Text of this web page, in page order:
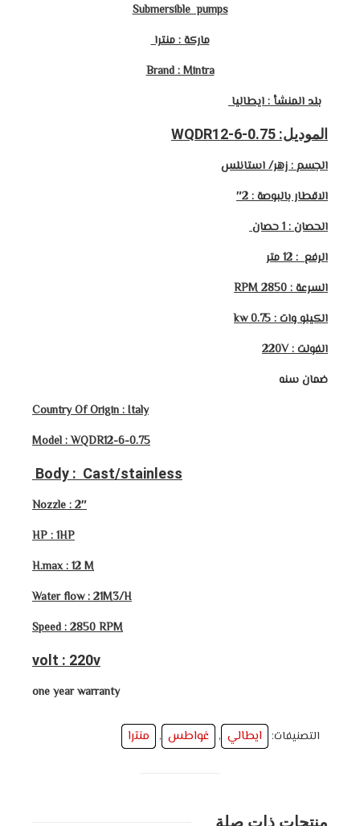
Submersible pumps
ماركة : منترا
Brand : Mintra
بلد المنشأ : ايطاليا
الموديل: WQDR12-6-0.75
الجسم : زهر/ استانلس
الاقطار بالبوصة : 2″
الحصان : 1 حصان
الرفع : 12
متر
السرعة : 2850 RPM
الكيلو وات : 0.75 kw
الفولت : 220V
ضمان سنه
Country Of Origin : Italy
Model : WQDR12-6-0.75
Body : Cast/stainless
Nozzle : 2″
HP : 1HP
H.max : 12 M
Water flow : 21M3/H
Speed : 2850 RPM
volt : 220v
one year warranty
التصنيفات: ايطالي , غواطس , منترا
منتجات ذات صلة